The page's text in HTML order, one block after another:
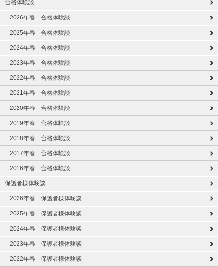
合格体験談
2026年春 合格体験談
2025年春 合格体験談
2024年春 合格体験談
2023年春 合格体験談
2022年春 合格体験談
2021年春 合格体験談
2020年春 合格体験談
2019年春 合格体験談
2018年春 合格体験談
2017年春 合格体験談
2016年春 合格体験談
保護者様体験談
2026年春 保護者様体験談
2025年春 保護者様体験談
2024年春 保護者様体験談
2023年春 保護者様体験談
2022年春 保護者様体験談